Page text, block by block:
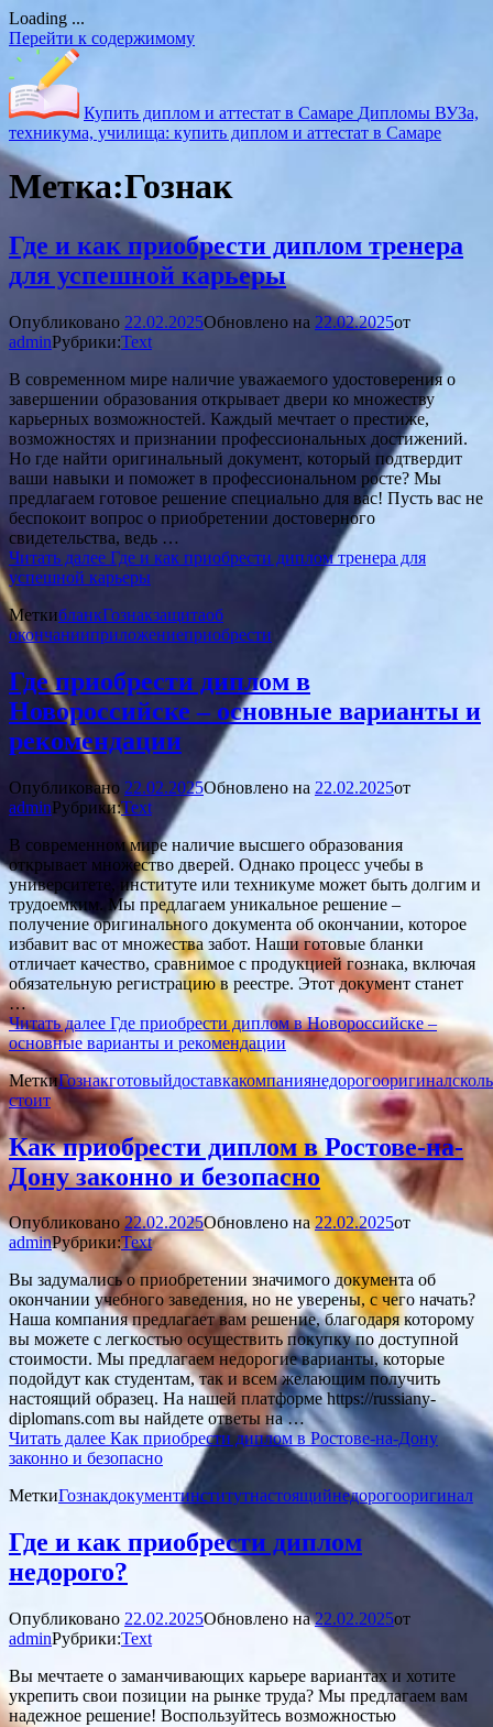
Loading ...
Перейти к содержимому
Купить диплом и аттестат в Самаре Дипломы ВУЗа,
техникума, училища: купить диплом и аттестат в Самаре
Метка:Гознак
Где и как приобрести диплом тренера
для успешной карьеры
Опубликовано 22.02.2025Обновлено на 22.02.2025от
adminРубрики:Text
В современном мире наличие уважаемого удостоверения о
завершении образования открывает двери ко множеству
карьерных возможностей. Каждый мечтает о престиже,
возможностях и признании профессиональных достижений.
Но где найти оригинальный документ, который подтвердит
ваши навыки и поможет в профессиональном росте? Мы
предлагаем готовое решение специально для вас! Пусть вас не
беспокоит вопрос о приобретении достоверного
свидетельства, ведь …
Читать далее Где и как приобрести диплом тренера для
успешной карьеры
МеткибланкГознакзащитаоб
окончанииприложениеприобрести
Где приобрести диплом в
Новороссийске – основные варианты и
рекомендации
Опубликовано 22.02.2025Обновлено на 22.02.2025от
adminРубрики:Text
В современном мире наличие высшего образования
открывает множество дверей. Однако процесс учебы в
университете, институте или техникуме может быть долгим и
трудоемким. Мы предлагаем уникальное решение –
получение оригинального документа об окончании, которое
избавит вас от множества забот. Наши готовые бланки
отличает качество, сравнимое с продукцией гознака, включая
обязательную регистрацию в реестре. Этот документ станет
…
Читать далее Где приобрести диплом в Новороссийске –
основные варианты и рекомендации
МеткиГознакготовыйдоставкакомпаниянедорогооригинал
стоит
Как приобрести диплом в Ростове-на-
Дону законно и безопасно
Опубликовано22.02.2025Обновлено на22.02.2025от
adminРубрики:Text
Вы задумались о приобретении значимого документа об
окончании учебного заведения, но не уверены, с чего начать?
Наша компания предлагает вам решение, благодаря которому
вы можете с легкостью осуществить покупку по доступной
стоимости. Мы предлагаем недорогие варианты, которые
подойдут как студентам, так и всем желающим получить
настоящий образец. На нашей платформе https://russiany-
diplomans.com вы найдете ответы на …
Читать далее Как приобрести диплом в Ростове-на-Дону
законно и безопасно
МеткиГознакдокументинститутнастоящийнедорогооригинал
Где и как приобрести диплом
недорого?
Опубликовано 22.02.2025Обновлено на22.02.2025от
adminРубрики:Text
Вы мечтаете о заманчивающих карьере вариантах и хотите
укрепить свои позиции на рынке труда? Мы предлагаем вам
надежное решение! Воспользуйтесь возможностью